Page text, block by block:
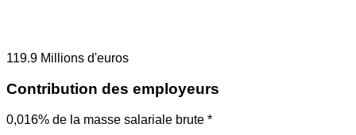
119.9 Millions d'euros
Contribution des employeurs
0,016% de la masse salariale brute *